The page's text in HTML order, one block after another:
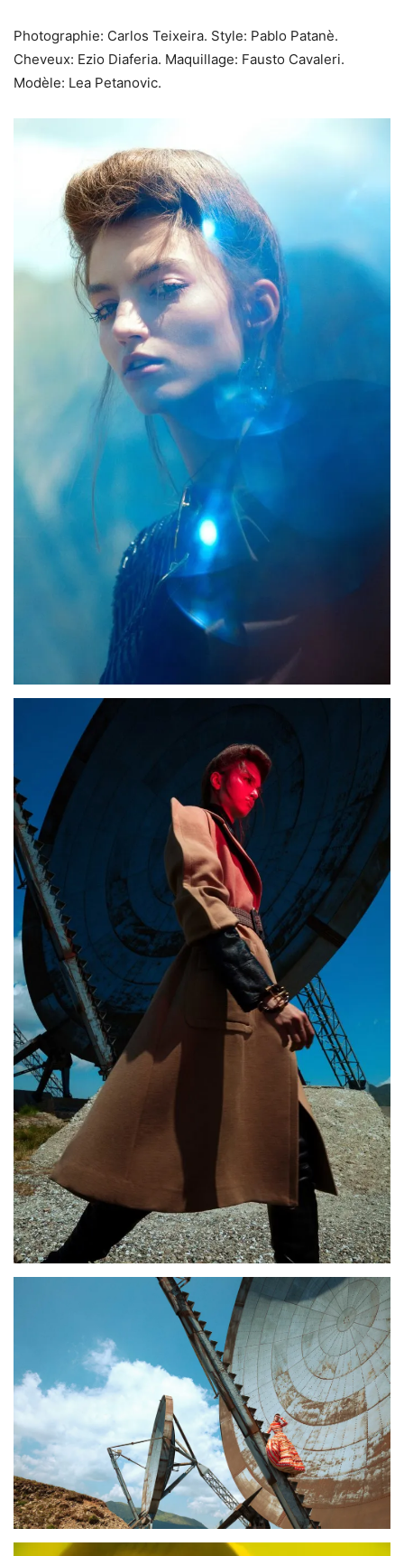
Photographie: Carlos Teixeira. Style: Pablo Patanè.
Cheveux: Ezio Diaferia. Maquillage: Fausto Cavaleri.
Modèle: Lea Petanovic.